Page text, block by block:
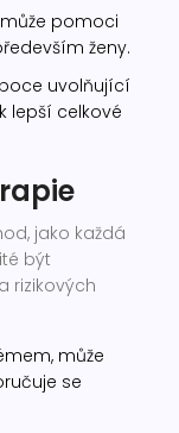
pomoci
ženy.
uvolňující
lepší celkové
jako každá
být
rizikových
může
se